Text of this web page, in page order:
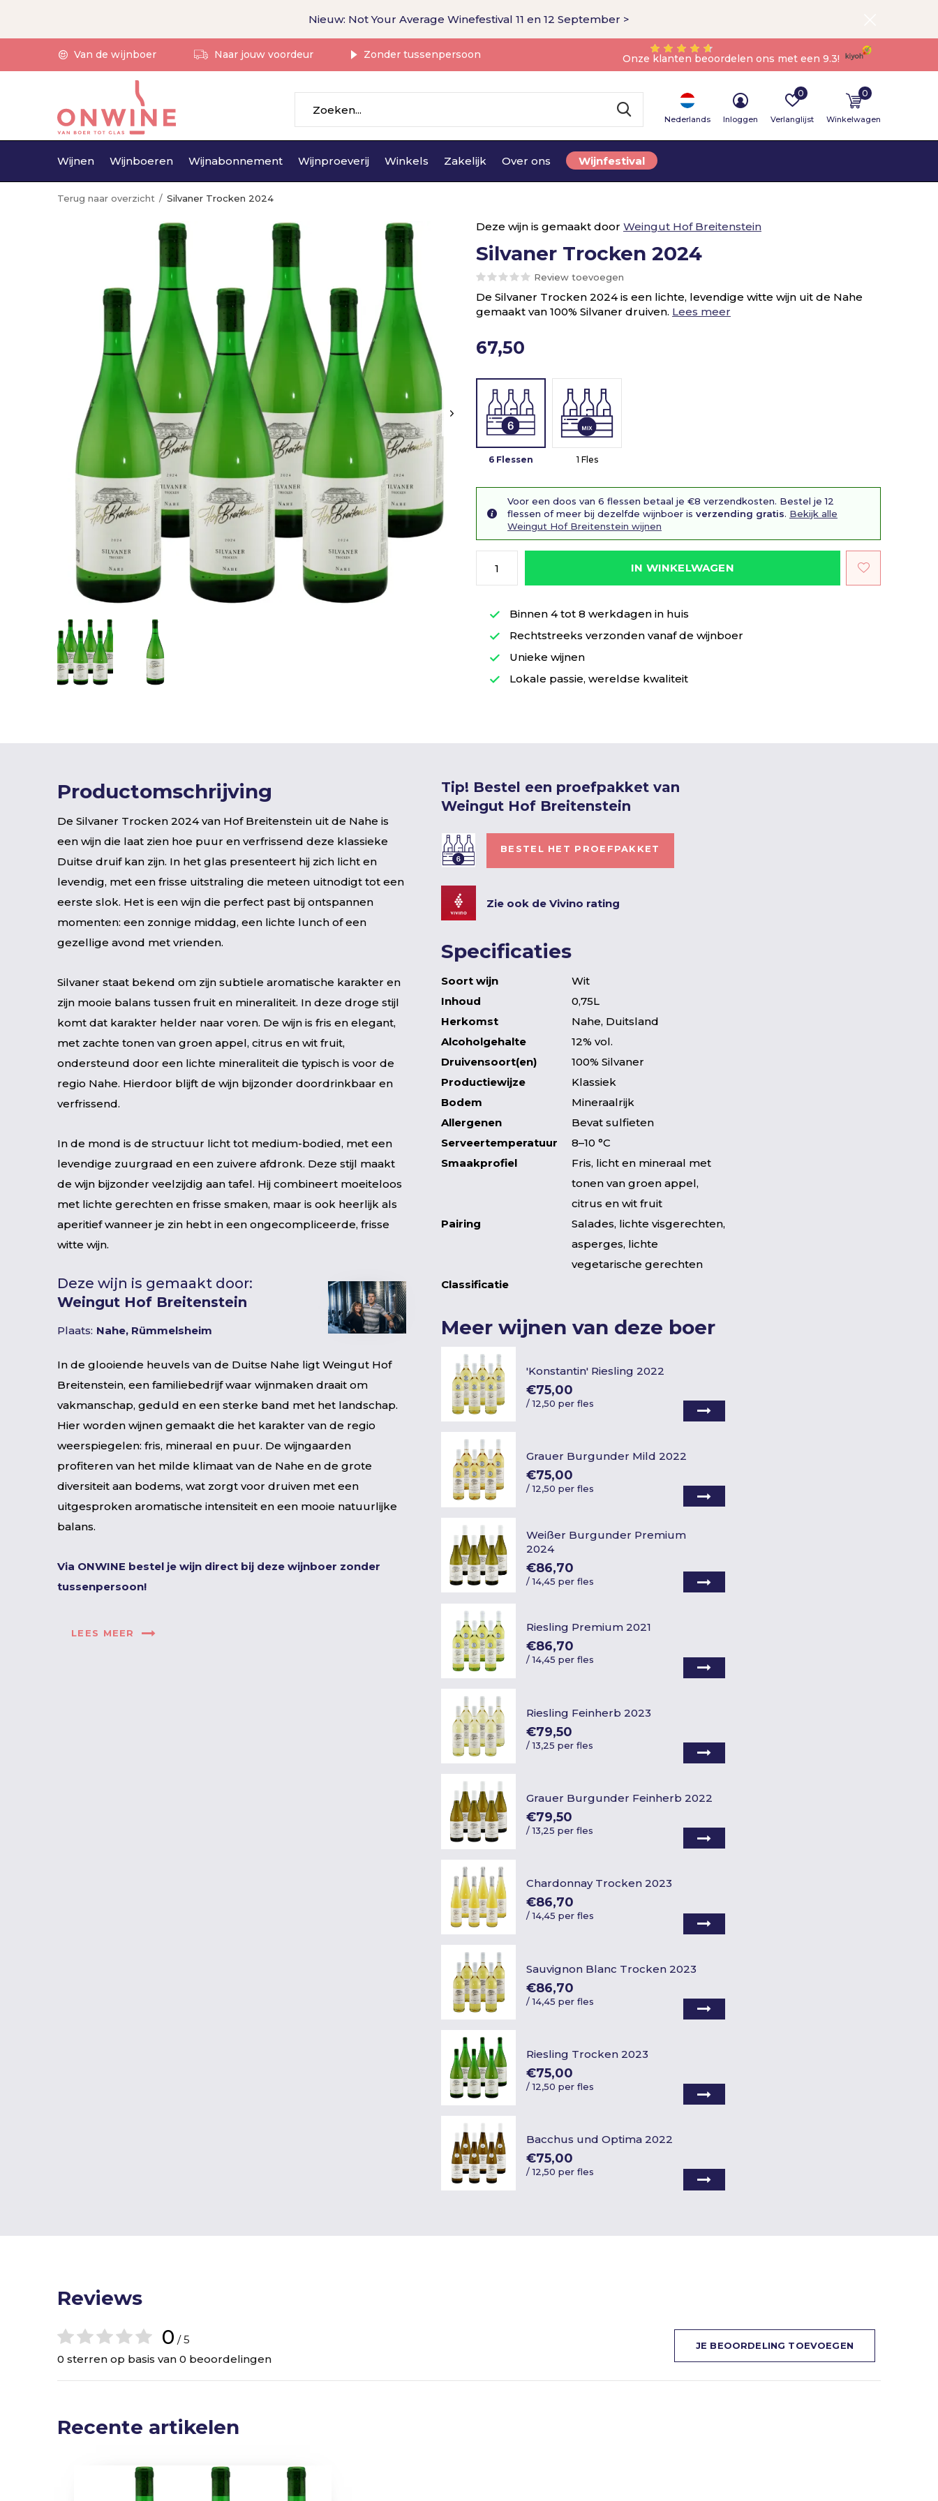
Wijnen Wijnboeren Wijnabonnement Wijnproeverij Winkels Zakelijk Over ons Wijnfestival
Nederlands Inloggen Verlanglijst
0
Winkelwagen
0
Van de wijnboer Naar jouw voordeur Zonder tussenpersoon Onze klanten beoordelen ons met een 9.3!
Nieuw: Not Your Average Winefestival 11 en 12 September >
Terug naar overzicht Silvaner Trocken 2024
Deze wijn is gemaakt door Weingut Hof Breitenstein
Silvaner Trocken 2024
Review toevoegen
De Silvaner Trocken 2024 is een lichte, levendige witte wijn uit de Nahe
gemaakt van 100% Silvaner druiven. Lees meer
67,50
6 Flessen 1 Fles
Voor een doos van 6 flessen betaal je €8 verzendkosten. Bestel je 12
flessen of meer bij dezelfde wijnboer is verzending gratis. Bekijk alle
Weingut Hof Breitenstein wijnen
IN WINKELWAGEN
Binnen 4 tot 8 werkdagen in huis
Rechtstreeks verzonden vanaf de wijnboer
Unieke wijnen
Lokale passie, wereldse kwaliteit
Productomschrijving
De Silvaner Trocken 2024 van Hof Breitenstein uit de Nahe is
een wijn die laat zien hoe puur en verfrissend deze klassieke
Duitse druif kan zijn. In het glas presenteert hij zich licht en
levendig, met een frisse uitstraling die meteen uitnodigt tot een
eerste slok. Het is een wijn die perfect past bij ontspannen
momenten: een zonnige middag, een lichte lunch of een
gezellige avond met vrienden.
Silvaner staat bekend om zijn subtiele aromatische karakter en
zijn mooie balans tussen fruit en mineraliteit. In deze droge stijl
komt dat karakter helder naar voren. De wijn is fris en elegant,
met zachte tonen van groen appel, citrus en wit fruit,
ondersteund door een lichte mineraliteit die typisch is voor de
regio Nahe. Hierdoor blijft de wijn bijzonder doordrinkbaar en
verfrissend.
In de mond is de structuur licht tot medium-bodied, met een
levendige zuurgraad en een zuivere afdronk. Deze stijl maakt
de wijn bijzonder veelzijdig aan tafel. Hij combineert moeiteloos
met lichte gerechten en frisse smaken, maar is ook heerlijk als
aperitief wanneer je zin hebt in een ongecompliceerde, frisse
witte wijn.
Deze wijn is gemaakt door:
Weingut Hof Breitenstein
Plaats: Nahe, Rümmelsheim
In de glooiende heuvels van de Duitse Nahe ligt Weingut Hof
Breitenstein, een familiebedrijf waar wijnmaken draait om
vakmanschap, geduld en een sterke band met het landschap.
Hier worden wijnen gemaakt die het karakter van de regio
weerspiegelen: fris, mineraal en puur. De wijngaarden
profiteren van het milde klimaat van de Nahe en de grote
diversiteit aan bodems, wat zorgt voor druiven met een
uitgesproken aromatische intensiteit en een mooie natuurlijke
balans.
Via ONWINE bestel je wijn direct bij deze wijnboer zonder
tussenpersoon!
LEES MEER
Tip! Bestel een proefpakket van
Weingut Hof Breitenstein
BESTEL HET PROEFPAKKET
Zie ook de Vivino rating
Specificaties
Soort wijn
Wit
Inhoud
0,75L
Herkomst
Nahe, Duitsland
Alcoholgehalte
12% vol.
Druivensoort(en)
100% Silvaner
Productiewijze
Klassiek
Bodem
Mineraalrijk
Allergenen
Bevat sulfieten
Serveertemperatuur
8–10 °C
Smaakprofiel
Fris, licht en mineraal met
tonen van groen appel,
citrus en wit fruit
Pairing
Salades, lichte visgerechten,
asperges, lichte
vegetarische gerechten
Classificatie
Meer wijnen van deze boer
'Konstantin' Riesling 2022
€75,00
/12,50 per fles
Grauer Burgunder Mild 2022
€75,00
/12,50 per fles
Weißer Burgunder Premium
2024
€86,70
/14,45 per fles
Riesling Premium 2021
€86,70
/14,45 per fles
Riesling Feinherb 2023
€79,50
/13,25 per fles
Grauer Burgunder Feinherb 2022
€79,50
/13,25 per fles
Chardonnay Trocken 2023
€86,70
/14,45 per fles
Sauvignon Blanc Trocken 2023
€86,70
/14,45 per fles
Riesling Trocken 2023
€75,00
/12,50 per fles
Bacchus und Optima 2022
€75,00
/12,50 per fles
Reviews
0 / 5
0 sterren op basis van 0 beoordelingen
JE BEOORDELING TOEVOEGEN
Recente artikelen